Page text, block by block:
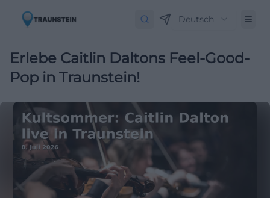
Deutsch
Erlebe Caitlin Daltons Feel-Good-
Pop in Traunstein!